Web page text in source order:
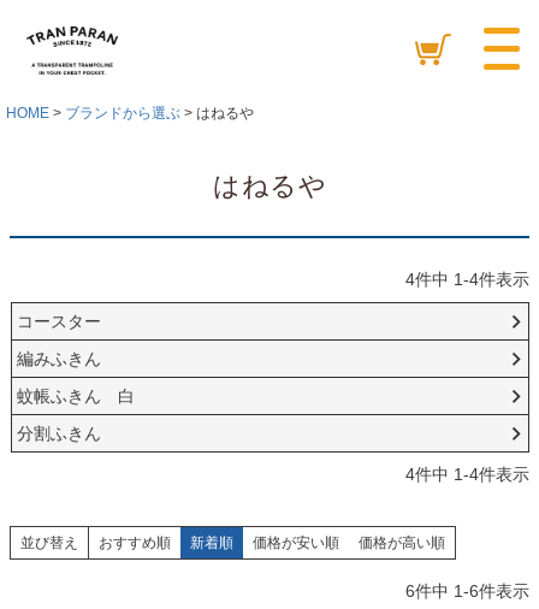
HOME ブランドから選ぶ はねるや
はねるや
4件中 1-4件表示
コースター
編みふきん
蚊帳ふきん 白
分割ふきん
4件中 1-4件表示
並び替え おすすめ順 新着順 価格が安い順 価格が高い順
6件中 1-6件表示